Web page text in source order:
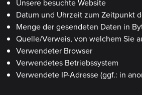
Unsere besuchte Website
Datum und Uhrzeit zum Zeitpunkt
Menge der gesendeten Daten in
Quelle/Verweis, von welchem Sie
Verwendeter Browser
Verwendetes Betriebssystem
Verwendete IP-Adresse (ggf.: in